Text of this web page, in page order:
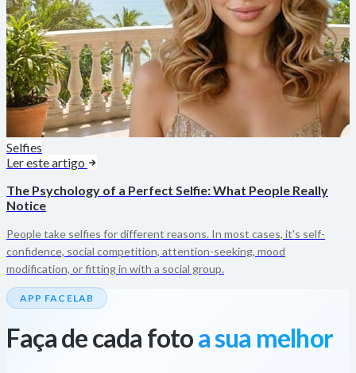
Selfies
Ler este artigo
The Psychology of a Perfect Selfie: What People Really
Notice
People take selfies for different reasons. In most cases, it's self-
confidence, social competition, attention-seeking, mood
modification, or fitting in with a social group.
APP FACELAB
Faça de cada fotoa sua melhor